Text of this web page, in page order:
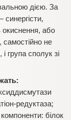
дією. За
окиснення, або
самостійно не
група сполук зі
редуктаза;
білок